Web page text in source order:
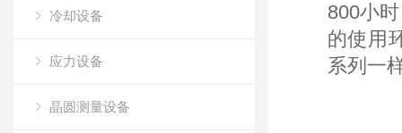
冷却设备
应力设备
晶圆测量设备
800小
的使用
系列一